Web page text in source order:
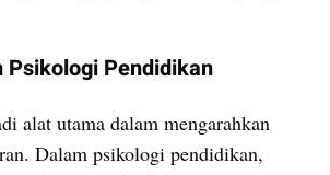
Psikologi Pendidikan
alat utama dalam mengarahkan
Dalam psikologi pendidikan,